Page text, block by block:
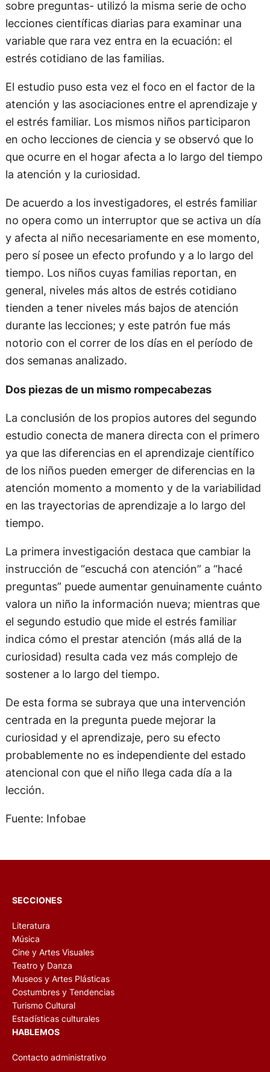
sobre preguntas- utilizó la misma serie de ocho
lecciones científicas diarias para examinar una
variable que rara vez entra en la ecuación: el
estrés cotidiano de las familias.
El estudio puso esta vez el foco en el factor de la
atención y las asociaciones entre el aprendizaje y
el estrés familiar. Los mismos niños participaron
en ocho lecciones de ciencia y se observó que lo
que ocurre en el hogar afecta a lo largo del tiempo
la atención y la curiosidad.
De acuerdo a los investigadores, el estrés familiar
no opera como un interruptor que se activa un día
y afecta al niño necesariamente en ese momento,
pero sí posee un efecto profundo y a lo largo del
tiempo. Los niños cuyas familias reportan, en
general, niveles más altos de estrés cotidiano
tienden a tener niveles más bajos de atención
durante las lecciones; y este patrón fue más
notorio con el correr de los días en el período de
dos semanas analizado.
Dos piezas de un mismo rompecabezas
La conclusión de los propios autores del segundo
estudio conecta de manera directa con el primero
ya que las diferencias en el aprendizaje científico
de los niños pueden emerger de diferencias en la
atención momento a momento y de la variabilidad
en las trayectorias de aprendizaje a lo largo del
tiempo.
La primera investigación destaca que cambiar la
instrucción de “escuchá con atención” a “hacé
preguntas” puede aumentar genuinamente cuánto
valora un niño la información nueva; mientras que
el segundo estudio que mide el estrés familiar
indica cómo el prestar atención (más allá de la
curiosidad) resulta cada vez más complejo de
sostener a lo largo del tiempo.
De esta forma se subraya que una intervención
centrada en la pregunta puede mejorar la
curiosidad y el aprendizaje, pero su efecto
probablemente no es independiente del estado
atencional con que el niño llega cada día a la
lección.
Fuente: Infobae
SECCIONES
Literatura
Música
Cine y Artes Visuales
Teatro y Danza
Museos y Artes Plásticas
Costumbres y Tendencias
Turismo Cultural
Estadísticas culturales
HABLEMOS
Contacto administrativo